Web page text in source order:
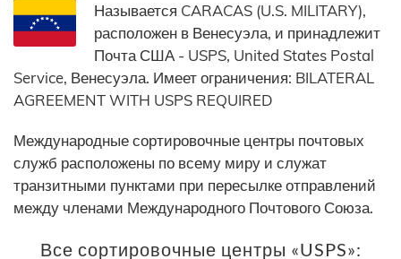
Называется CARACAS (U.S. MILITARY),
расположен в Венесуэла, и принадлежит
Почта США - USPS, United States Postal
Service, Венесуэла. Имеет ограничения: BILATERAL
AGREEMENT WITH USPS REQUIRED
Международные сортировочные центры почтовых
служб расположены по всему миру и служат
транзитными пунктами при пересылке отправлений
между членами Международного Почтового Союза.
Все сортировочные центры «USPS»: